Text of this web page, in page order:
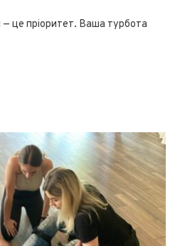
це пріоритет. Ваша турбота